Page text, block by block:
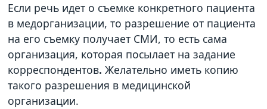
Если речь идет о съемке конкретного пациента
в медорганизации, то разрешение от пациента
на его съемку получает СМИ, то есть сама
организация, которая посылает на задание
корреспондентов.Желательно иметь копию
такого разрешения в медицинской
организации.